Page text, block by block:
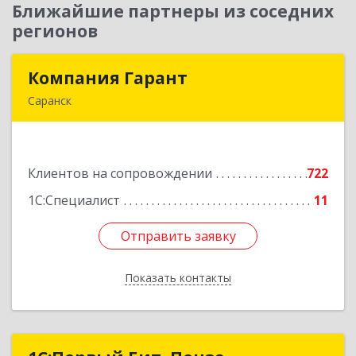
Ближайшие партнеры из соседних
регионов
Компания Гарант
Саранск
Клиентов на сопровождении
722
1С:Специалист
11
Отправить заявку
Показать контакты
Компания Гарант
Подробнее
Отправить заявку
Назад